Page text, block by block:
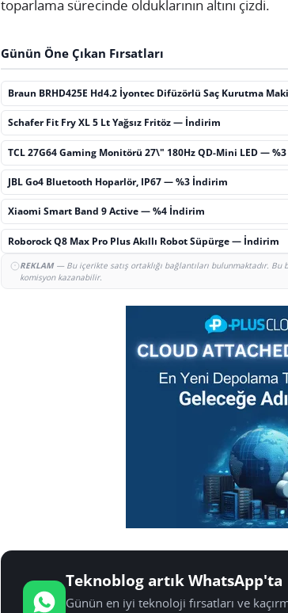
toparlama sürecinde olduklarının altını çizdi.
Günün Öne Çıkan Fırsatları
Braun BRHD425E Hd4.2 İyontec Difüzörlü Saç Kurutma
Schafer Fit Fry XL 5 Lt Yağsız Fritöz — İndirim
TCL 27G64 Gaming Monitörü 27\" 180Hz QD-Mini LED —
JBL Go4 Bluetooth Hoparlör, IP67 — %3 İndirim
Xiaomi Smart Band 9 Active — %4 İndirim
Roborock Q8 Max Pro Plus Akıllı Robot Süpürge — İndirim
REKLAM— Bu içerikte satış ortaklığı bağlantıları bulunmaktadır. Bu
komisyon kazanabilir.
Teknoblog artık WhatsApp'ta
Günün en iyi teknoloji fırsatları ve